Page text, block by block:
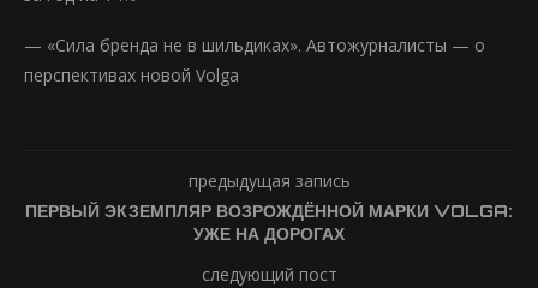
— «Сила бренда не в шильдиках». Автожурналисты — о
перспективах новой Volga
предыдущая запись
ПЕРВЫЙ ЭКЗЕМПЛЯР ВОЗРОЖДЁННОЙ МАРКИ VOLGA:
УЖЕ НА ДОРОГАХ
следующий пост